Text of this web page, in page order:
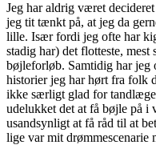
Jeg har aldrig været
jeg tit tænkt på, at jeg da
lille. Især fordi jeg ofte har
stadig har) det flotteste,
bøjleforløb. Samtidig har jeg
historier jeg har hørt fra folk
ikke særligt glad for
udelukket det at få bøjle på i
usandsynligt at få råd til at
lige var mit drømmescenarie